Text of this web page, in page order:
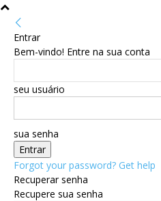
Entrar
Bem-vindo! Entre na sua conta
seu usuário
sua senha
Forgot your password? Get help
Recuperar senha
Recupere sua senha